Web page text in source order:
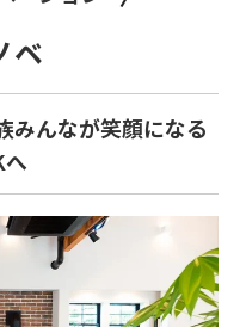
ベ
みんなが笑顔になる